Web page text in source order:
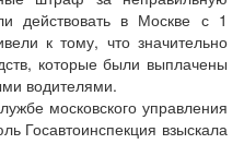
действовать в Москве с 1
к тому, что значительно
которые были выплачены
водителями.
московского управления
Госавтоинспекция взыскала